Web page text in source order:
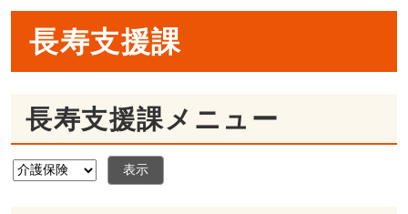
長寿支援課
長寿支援課メニュー
表示